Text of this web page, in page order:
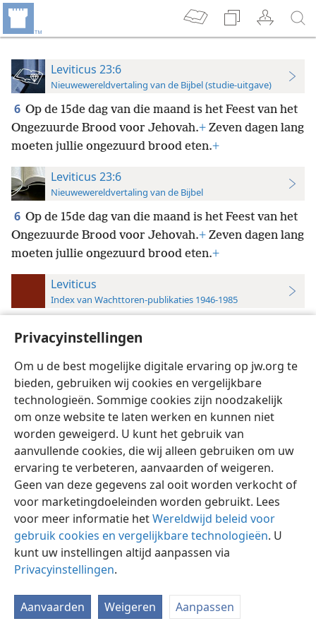
Privacyinstellingen
Om u de best mogelijke digitale ervaring op jw.org te
bieden, gebruiken wij cookies en vergelijkbare
technologieën. Sommige cookies zijn noodzakelijk
om onze website te laten werken en kunnen niet
worden geweigerd. U kunt het gebruik van
aanvullende cookies, die wij alleen gebruiken om uw
ervaring te verbeteren, aanvaarden of weigeren.
Geen van deze gegevens zal ooit worden verkocht of
voor marketingdoeleinden worden gebruikt. Lees
voor meer informatie hetWereldwijd beleid voor
gebruik cookies en vergelijkbare technologieën. U
kunt uw instellingen altijd aanpassen via
Privacyinstellingen.
Aanvaarden Weigeren Aanpassen
Leviticus 23:6
Nieuwewereldvertaling van de Bijbel (studie-uitgave)
6 Op de 15de dag van die maand is het Feest van het
Ongezuurde Brood voor Jehovah.+ Zeven dagen lang
moeten jullie ongezuurd brood eten.+
Leviticus 23:6
Nieuwewereldvertaling van de Bijbel
6 Op de 15de dag van die maand is het Feest van het
Ongezuurde Brood voor Jehovah.+ Zeven dagen lang
moeten jullie ongezuurd brood eten.+
Leviticus
Index van Wachttoren-publikaties 1946-1985
Nederlands Instellingen
Copyright © 2026 Watch Tower Bible and Tract Society of Pennsylvania
Gebruiksvoorwaarden Privacybeleid
JW.ORG
Inloggen